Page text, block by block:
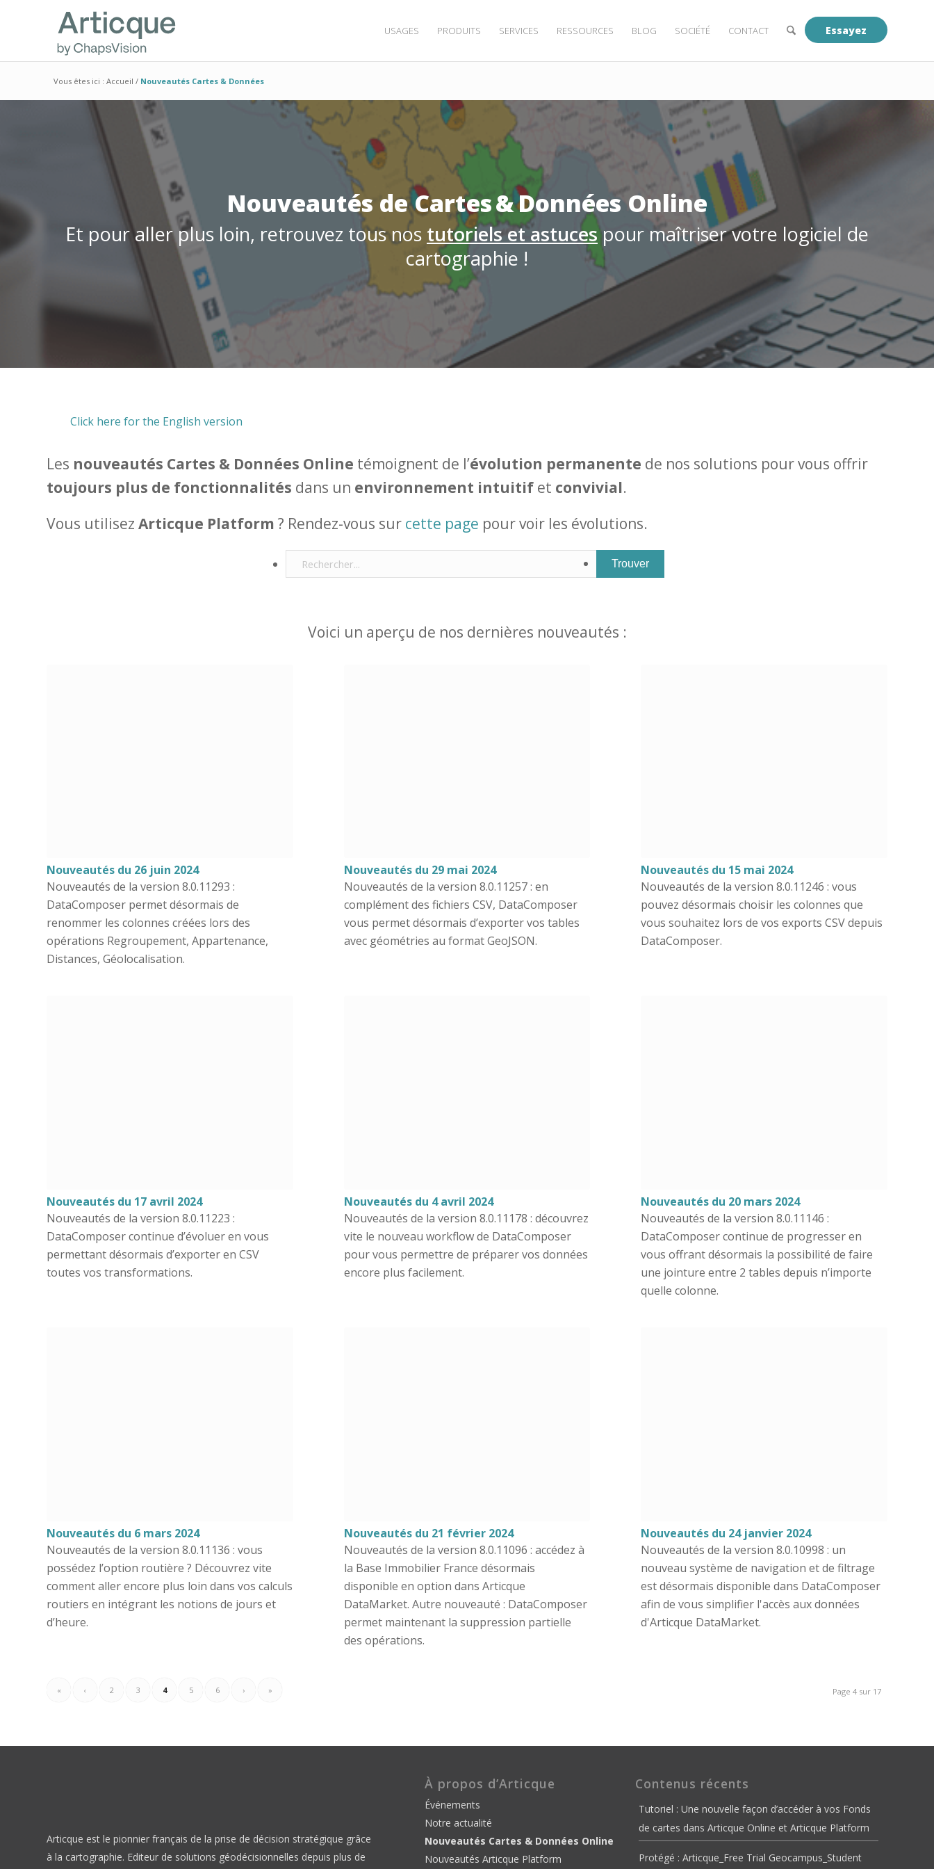
USAGES PRODUITS SERVICES RESSOURCES BLOG SOCIÉTÉ CONTACT Essayez
Vous êtes ici : Accueil / Nouveautés Cartes & Données
Nouveautés de Cartes & Données Online
Et pour aller plus loin, retrouvez tous nos tutoriels et astucespour maîtriser votre logiciel de
cartographie !
Click here for the English version
Les nouveautés Cartes & Données Online témoignent de l’évolution permanente de nos solutions pour vous offrir
toujours plus de fonctionnalités dans un environnement intuitif et convivial.
Vous utilisez Articque Platform ? Rendez-vous sur cette page pour voir les évolutions.
Voici un aperçu de nos dernières nouveautés :
Nouveautés du 26 juin 2024
Nouveautés de la version 8.0.11293 :
DataComposer permet désormais de
renommer les colonnes créées lors des
opérations Regroupement, Appartenance,
Distances, Géolocalisation.
Nouveautés du 29 mai 2024
Nouveautés de la version 8.0.11257 : en
complément des fichiers CSV, DataComposer
vous permet désormais d’exporter vos tables
avec géométries au format GeoJSON.
Nouveautés du 15 mai 2024
Nouveautés de la version 8.0.11246 : vous
pouvez désormais choisir les colonnes que
vous souhaitez lors de vos exports CSV depuis
DataComposer.
Nouveautés du 17 avril 2024
Nouveautés de la version 8.0.11223 :
DataComposer continue d’évoluer en vous
permettant désormais d’exporter en CSV
toutes vos transformations.
Nouveautés du 4 avril 2024
Nouveautés de la version 8.0.11178 : découvrez
vite le nouveau workflow de DataComposer
pour vous permettre de préparer vos données
encore plus facilement.
Nouveautés du 20 mars 2024
Nouveautés de la version 8.0.11146 :
DataComposer continue de progresser en
vous offrant désormais la possibilité de faire
une jointure entre 2 tables depuis n’importe
quelle colonne.
Nouveautés du 6 mars 2024
Nouveautés de la version 8.0.11136 : vous
possédez l’option routière ? Découvrez vite
comment aller encore plus loin dans vos calculs
routiers en intégrant les notions de jours et
d’heure.
Nouveautés du 21 février 2024
Nouveautés de la version 8.0.11096 : accédez à
la Base Immobilier France désormais
disponible en option dans Articque
DataMarket. Autre nouveauté : DataComposer
permet maintenant la suppression partielle
des opérations.
Nouveautés du 24 janvier 2024
Nouveautés de la version 8.0.10998 : un
nouveau système de navigation et de filtrage
est désormais disponible dans DataComposer
afin de vous simplifier l'accès aux données
d'Articque DataMarket.
Page 4 sur 17
« ‹ 2 3 4 5 6 › »
Articque est le pionnier français de la prise de décision stratégique grâce
à la cartographie. Editeur de solutions géodécisionnelles depuis plus de
À propos d’Articque
Événements
Notre actualité
Nouveautés Cartes & Données Online
Nouveautés Articque Platform
Contenus récents
Tutoriel : Une nouvelle façon d’accéder à vos Fonds
de cartes dans Articque Online et Articque Platform
Protégé : Articque_Free Trial Geocampus_Student